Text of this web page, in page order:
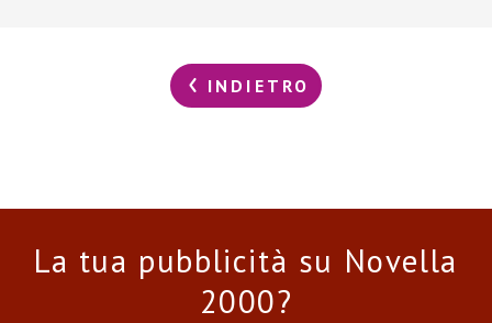
INDIETRO
La tua pubblicità su Novella
2000?